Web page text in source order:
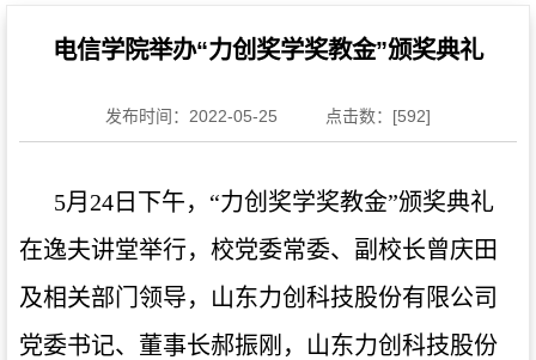
电信学院举办“力创奖学奖教金”颁奖典礼
发布时间：2022-05-25 点击数：[592]
5月24日下午，“力创奖学奖教金”颁奖典礼
在逸夫讲堂举行，校党委常委、副校长曾庆田
及相关部门领导，山东力创科技股份有限公司
党委书记、董事长郝振刚，山东力创科技股份